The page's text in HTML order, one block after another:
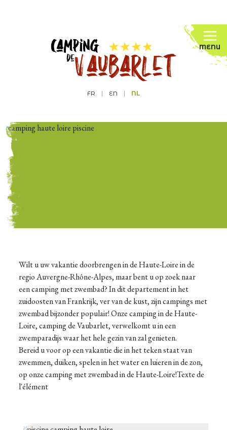
MENU
FR EN NL
Wilt u uw vakantie doorbrengen in de Haute-Loire in de
regio Auvergne-Rhône-Alpes, maar bent u op zoek naar
een camping met zwembad? In dit departement in het
zuidoosten van Frankrijk, ver van de kust, zijn campings met
zwembad bijzonder populair! Onze camping in de Haute-
Loire, camping de Vaubarlet, verwelkomt u in een
zwemparadijs waar het hele gezin van zal genieten.
Bereid u voor op een vakantie die in het teken staat van
zwemmen, duiken, spelen in het water en luieren in de zon,
op onze camping met zwembad in de Haute-Loire!Texte de
l'élément